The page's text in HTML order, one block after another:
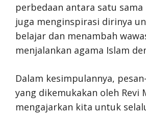
perbedaan antara satu sama
juga menginspirasi dirinya
belajar dan menambah
menjalankan agama Islam
Dalam kesimpulannya,
yang dikemukakan oleh Revi
mengajarkan kita untuk